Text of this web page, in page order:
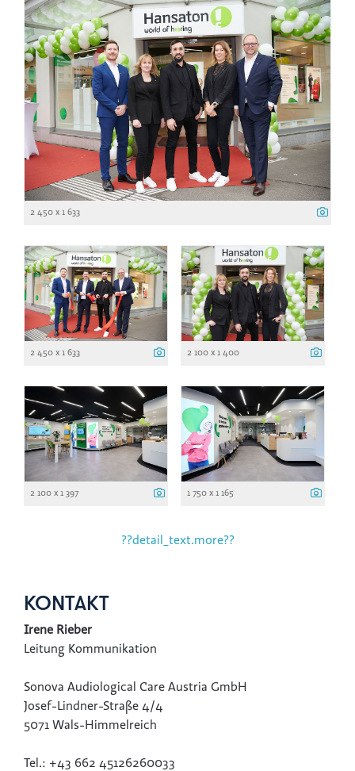
2 450 x 1 633
2 450 x 1 633 2 100 x 1 400
2 100 x 1 397 1 750 x 1 165
??detail_text.more??
KONTAKT
Irene Rieber
Leitung Kommunikation
Sonova Audiological Care Austria GmbH
Josef-Lindner-Straße 4/4
5071 Wals-Himmelreich
Tel.: +43 662 45126260033